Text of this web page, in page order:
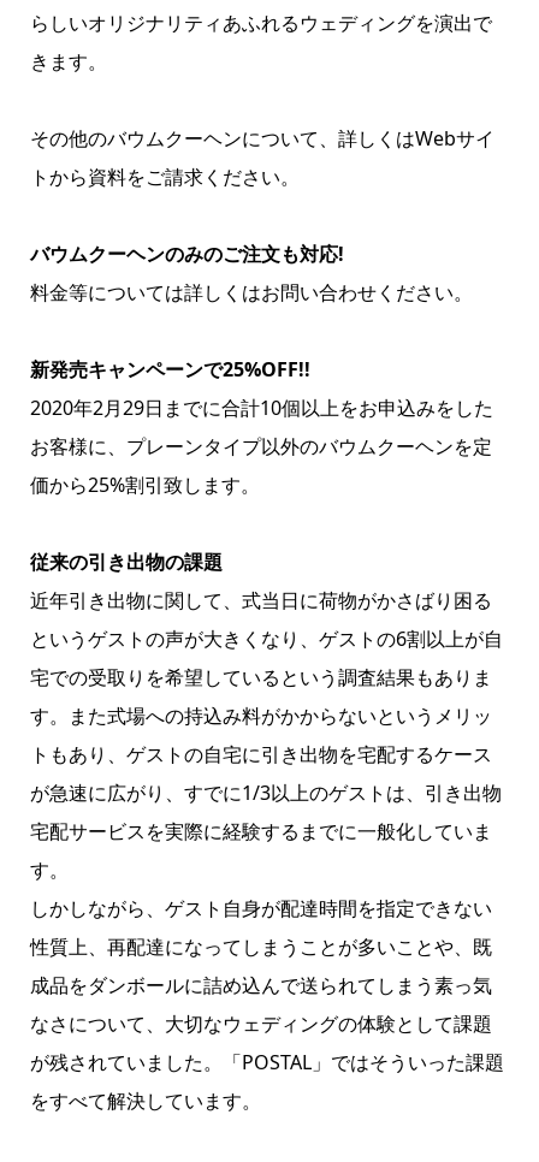
らしいオリジナリティあふれるウェディングを演出で
きます。
その他のバウムクーヘンについて、詳しくはWebサイ
トから資料をご請求ください。
バウムクーヘンのみのご注文も対応!
料金等については詳しくはお問い合わせください。
新発売キャンペーンで25%OFF!!
2020年2月29日までに合計10個以上をお申込みをした
お客様に、プレーンタイプ以外のバウムクーヘンを定
価から25%割引致します。
従来の引き出物の課題
近年引き出物に関して、式当日に荷物がかさばり困る
というゲストの声が大きくなり、ゲストの6割以上が自
宅での受取りを希望しているという調査結果もありま
す。また式場への持込み料がかからないというメリッ
トもあり、ゲストの自宅に引き出物を宅配するケース
が急速に広がり、すでに1/3以上のゲストは、引き出物
宅配サービスを実際に経験するまでに一般化していま
す。
しかしながら、ゲスト自身が配達時間を指定できない
性質上、再配達になってしまうことが多いことや、既
成品をダンボールに詰め込んで送られてしまう素っ気
なさについて、大切なウェディングの体験として課題
が残されていました。「POSTAL」ではそういった課題
をすべて解決しています。